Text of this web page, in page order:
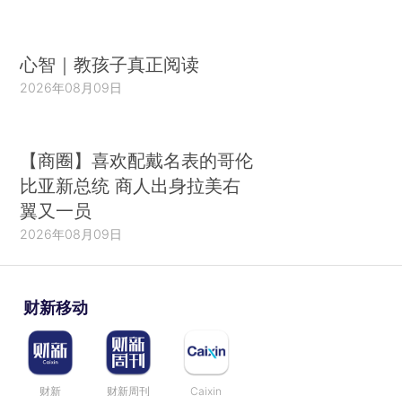
心智｜教孩子真正阅读
2026年08月09日
【商圈】喜欢配戴名表的哥伦
比亚新总统 商人出身拉美右
翼又一员
2026年08月09日
财新移动
财新 财新周刊 Caixin